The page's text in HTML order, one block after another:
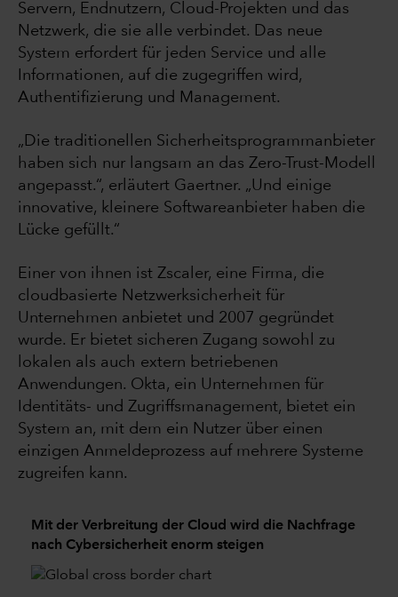
Servern, Endnutzern, Cloud-Projekten und das
Netzwerk, die sie alle verbindet. Das neue
System erfordert für jeden Service und alle
Informationen, auf die zugegriffen wird,
Authentifizierung und Management.
„Die traditionellen Sicherheitsprogrammanbieter
haben sich nur langsam an das Zero-Trust-Modell
angepasst.“, erläutert Gaertner. „Und einige
innovative, kleinere Softwareanbieter haben die
Lücke gefüllt.“
Einer von ihnen ist Zscaler, eine Firma, die
cloudbasierte Netzwerksicherheit für
Unternehmen anbietet und 2007 gegründet
wurde. Er bietet sicheren Zugang sowohl zu
lokalen als auch extern betriebenen
Anwendungen. Okta, ein Unternehmen für
Identitäts- und Zugriffsmanagement, bietet ein
System an, mit dem ein Nutzer über einen
einzigen Anmeldeprozess auf mehrere Systeme
zugreifen kann.
Mit der Verbreitung der Cloud wird die Nachfrage
nach Cybersicherheit enorm steigen